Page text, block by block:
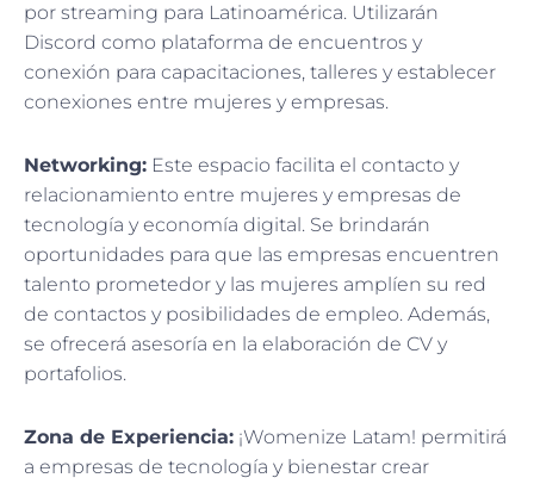
por streaming para Latinoamérica. Utilizarán
Discord como plataforma de encuentros y
conexión para capacitaciones, talleres y establecer
conexiones entre mujeres y empresas.
Networking: Este espacio facilita el contacto y
relacionamiento entre mujeres y empresas de
tecnología y economía digital. Se brindarán
oportunidades para que las empresas encuentren
talento prometedor y las mujeres amplíen su red
de contactos y posibilidades de empleo. Además,
se ofrecerá asesoría en la elaboración de CV y
portafolios.
Zona de Experiencia: ¡Womenize Latam! permitirá
a empresas de tecnología y bienestar crear